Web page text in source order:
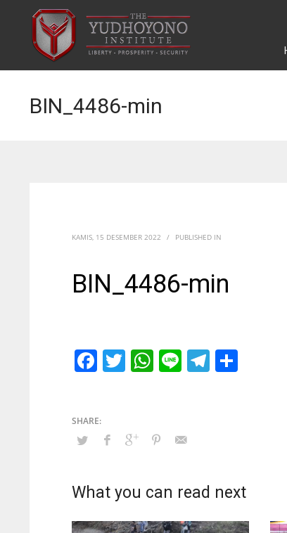
BIN_4486-min
KAMIS, 15 DESEMBER 2022 / PUBLISHED IN
BIN_4486-min
Facebook
Twitter
WhatsApp
Line
What you can read next